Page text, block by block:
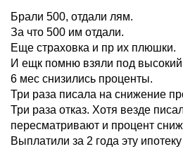
Брали 500, отдали лям.
За что 500 им отдали.
Еще страховка и пр их плюшки.
И ещк помню взяли под высокий
6 мес снизились проценты.
Три раза писала на снижение
Три раза отказ. Хотя везде
пересматривают и процент
Выплатили за 2 года эту